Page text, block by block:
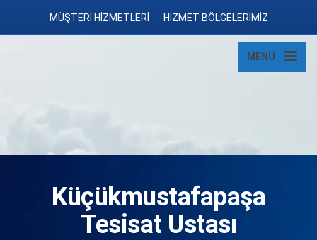
MÜŞTERİ HİZMETLERİ HİZMET BÖLGELERİMİZ
MENÜ
Küçükmustafapaşa
Tesisat Ustası